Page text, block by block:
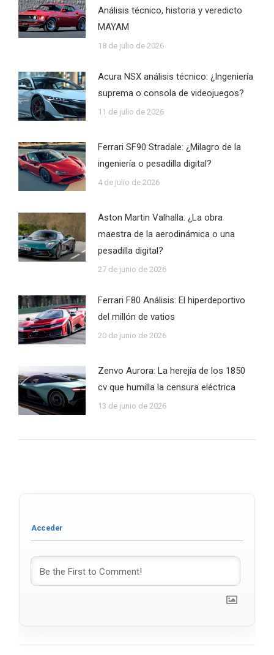
Análisis técnico, historia y veredicto
MAYAM
18 de julio de 2026
Acura NSX análisis técnico: ¿Ingeniería
suprema o consola de videojuegos?
11 de julio de 2026
Ferrari SF90 Stradale: ¿Milagro de la
ingeniería o pesadilla digital?
4 de julio de 2026
Aston Martin Valhalla: ¿La obra
maestra de la aerodinámica o una
pesadilla digital?
27 de junio de 2026
Ferrari F80 Análisis: El hiperdeportivo
del millón de vatios
20 de junio de 2026
Zenvo Aurora: La herejía de los 1850
cv que humilla la censura eléctrica
13 de junio de 2026